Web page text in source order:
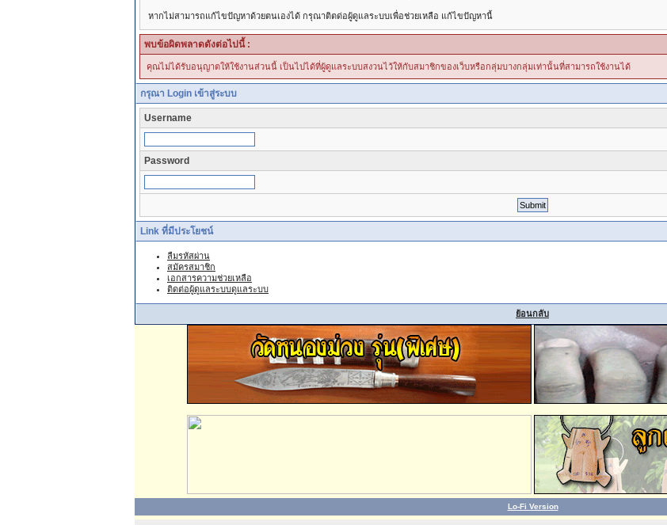
หากไม่สามารถแก้ไขปัญหาด้วยตนเองได้ กรุณาติตด่อผู้ดูแลระบบเพื่อช่วยเหลือ แก้ไขปัญหานี้
พบข้อผิดพลาดดังต่อไปนี้ :
คุณไม่ได้รับอนุญาตให้ใช้งานส่วนนี้ เป็นไปได้ที่ผู้ดูแลระบบสงวนไว้ให้กับสมาชิกของเว็บหรือกลุ่มบางกลุ่มเท่านั้นที่สามารถใช้งานได้
กรุณา Login เข้าสู่ระบบ
Username
Password
Link ที่มีประโยชน์
ลืมรหัสผ่าน
สมัครสมาชิก
เอกสารความช่วยเหลือ
ติดต่อผู้ดูแลระบบดูแลระบบ
ย้อนกลับ
Lo-Fi Version